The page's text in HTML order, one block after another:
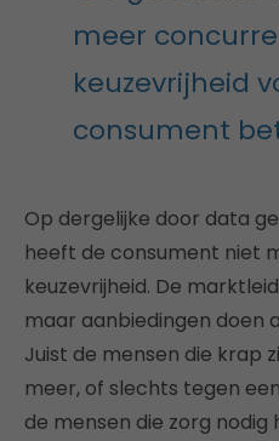
meer
keuzevrijheid
consument
Op dergelijke door data
heeft de consument niet
keuzevrijheid. De
maar aanbiedingen doen
Juist de mensen die krap
meer, of slechts tegen
de mensen die zorg